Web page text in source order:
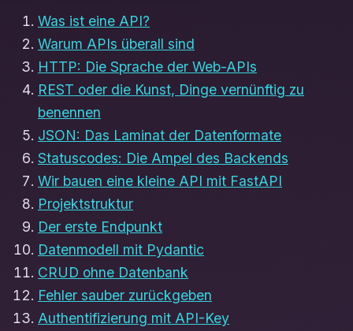
Was ist eine API?
Warum APIs überall sind
HTTP: Die Sprache der Web-APIs
REST oder die Kunst, Dinge vernünftig zu
benennen
JSON: Das Laminat der Datenformate
Statuscodes: Die Ampel des Backends
Wir bauen eine kleine API mit FastAPI
Projektstruktur
Der erste Endpunkt
Datenmodell mit Pydantic
CRUD ohne Datenbank
Fehler sauber zurückgeben
Authentifizierung mit API-Key